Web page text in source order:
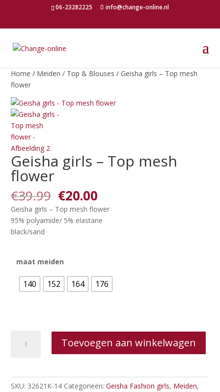
06-23282225 info@change-online.nl
Home / Meiden / Top & Blouses / Geisha girls – Top mesh
flower
Geisha girls – Top mesh
flower
€39.99 Oorspronkelijke
prijs
was:
€39.99.
€20.00
prijs
is:
€20.00.
Geisha girls – Top mesh flower
95% polyamide/ 5% elastane
black/sand
maat meiden
140 152 164 176
Toevoegen aan winkelwagen
SKU: 32621K-14 Categorieën:Geisha Fashion girls, Meiden,